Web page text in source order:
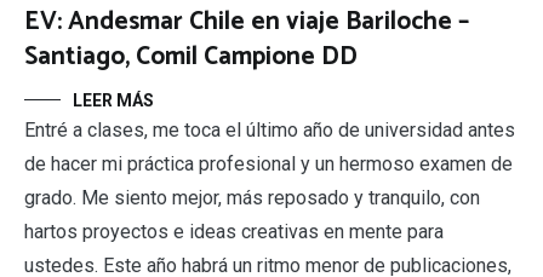
EV: Andesmar Chile en viaje Bariloche –
Santiago, Comil Campione DD
LEER MÁS
Entré a clases, me toca el último año de universidad antes
de hacer mi práctica profesional y un hermoso examen de
grado. Me siento mejor, más reposado y tranquilo, con
hartos proyectos e ideas creativas en mente para
ustedes. Este año habrá un ritmo menor de publicaciones,